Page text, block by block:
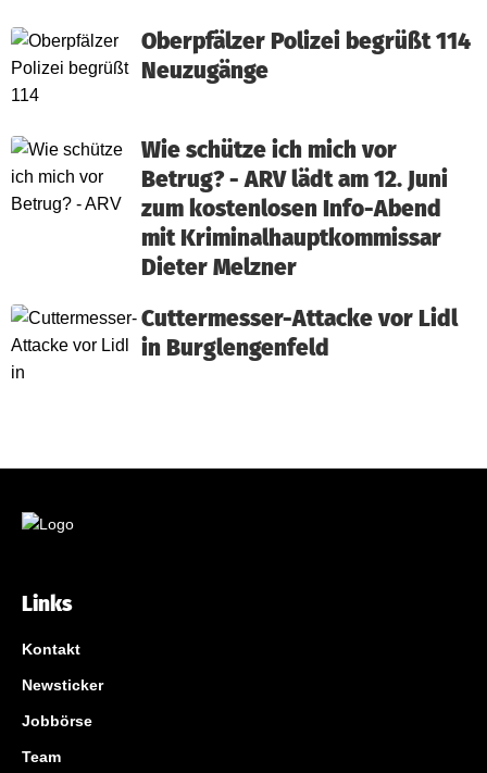
Oberpfälzer Polizei begrüßt 114
Neuzugänge
Wie schütze ich mich vor
Betrug? - ARV lädt am 12. Juni
zum kostenlosen Info-Abend
mit Kriminalhauptkommissar
Dieter Melzner
Cuttermesser-Attacke vor Lidl
in Burglengenfeld
Links
Kontakt
Newsticker
Jobbörse
Team